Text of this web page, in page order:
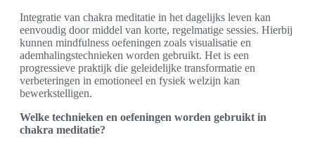
Integratie van chakra meditatie in het dagelijks leven kan
eenvoudig door middel van korte, regelmatige sessies. Hierbij
kunnen mindfulness oefeningen zoals visualisatie en
ademhalingstechnieken worden gebruikt. Het is een
progressieve praktijk die geleidelijke transformatie en
verbeteringen in emotioneel en fysiek welzijn kan
bewerkstelligen.
Welke technieken en oefeningen worden gebruikt in
chakra meditatie?